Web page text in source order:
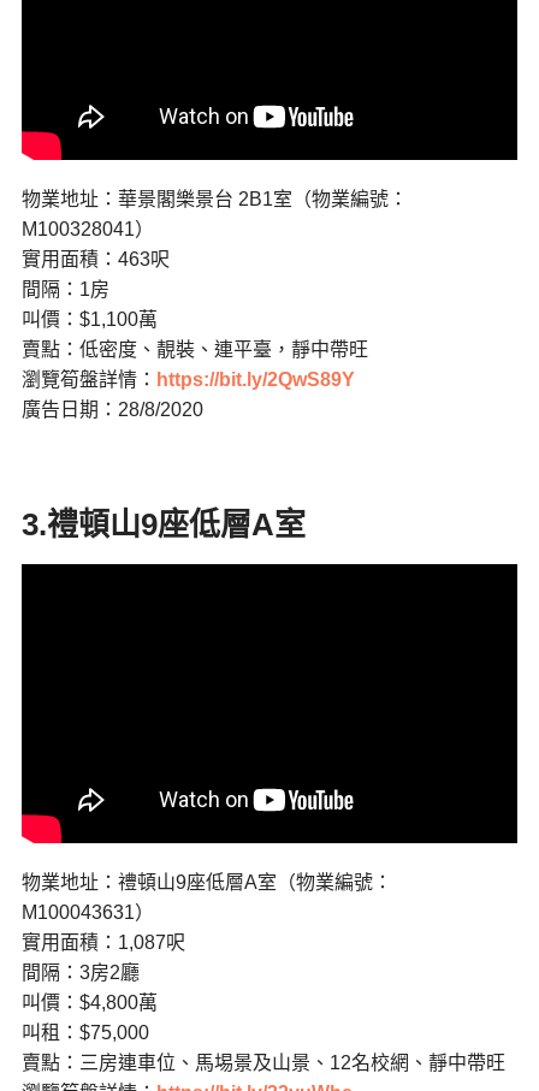
物業地址：華景閣樂景台 2B1室（物業編號：
M100328041）
實用面積：463呎
間隔：1房
叫價：$1,100萬
賣點：低密度、靚裝、連平臺，靜中帶旺
瀏覽筍盤詳情： https://bit.ly/2QwS89Y
廣告日期：28/8/2020
3.禮頓山9座低層A室
物業地址：禮頓山9座低層A室（物業編號：
M100043631）
實用面積：1,087呎
間隔：3房2廳
叫價：$4,800萬
叫租：$75,000
賣點：三房連車位、馬埸景及山景、12名校網、靜中帶旺